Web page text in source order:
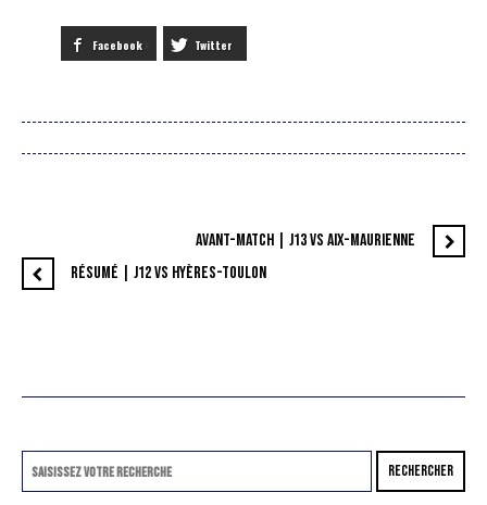
Facebook Twitter
AVANT-MATCH | J13 VS AIX-MAURIENNE
RÉSUMÉ | J12 VS HYÈRES-TOULON
RECHERCHER